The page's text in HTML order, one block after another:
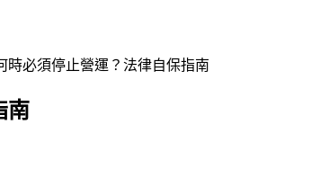
時必須停止營運？法律自保指南
南